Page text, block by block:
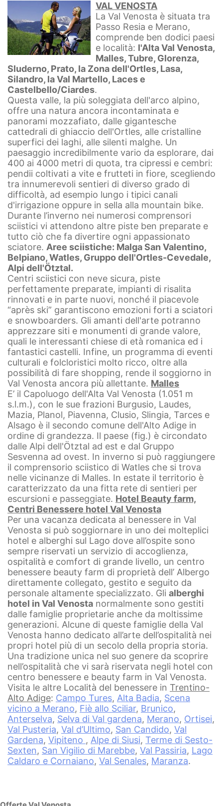
VAL VENOSTA
La Val Venosta è situata tra
Passo Resia e Merano,
comprende ben dodici paesi
e località: l'Alta Val Venosta,
Malles, Tubre, Glorenza,
Sluderno, Prato, la Zona dell'Ortles, Lasa,
Silandro, la Val Martello, Laces e
Castelbello/Ciardes.
Questa valle, la più soleggiata dell'arco alpino,
offre una natura ancora incontaminata e
panorami mozzafiato, dalle gigantesche
cattedrali di ghiaccio dell'Ortles, alle cristalline
superfici dei laghi, alle silenti malghe. Un
paesaggio incredibilmente vario da esplorare, dai
400 ai 4000 metri di quota, tra cipressi e cembri:
pendii coltivati a vite e frutteti in fiore, scegliendo
tra innumerevoli sentieri di diverso grado di
difficoltà, ad esempio lungo i tipici canali
d'irrigazione oppure in sella alla mountain bike.
Durante l’inverno nei numerosi comprensori
sciistici vi attendono altre piste ben preparate e
tutto ciò che fa divertire ogni appassionato
sciatore. Aree sciistiche: Malga San Valentino,
Belpiano, Watles, Gruppo dell'Ortles-Cevedale,
Alpi dell'Ötztal.
Centri sciistici con neve sicura, piste
perfettamente preparate, impianti di risalita
rinnovati e in parte nuovi, nonché il piacevole
“après ski” garantiscono emozioni forti a sciatori
e snowboarders. Gli amanti dell'arte potranno
apprezzare siti e monumenti di grande valore,
quali le interessanti chiese di età romanica ed i
fantastici castelli. Infine, un programma di eventi
culturali e folcloristici molto ricco, oltre alla
possibilità di fare shopping, rende il soggiorno in
Val Venosta ancora più allettante. Malles
E’ il Capoluogo dell'Alta Val Venosta (1.051 m
s.l.m.), con le sue frazioni Burgusio, Laudes,
Mazia, Planol, Piavenna, Clusio, Slingia, Tarces e
Alsago è il secondo comune dell'Alto Adige in
ordine di grandezza. Il paese (fig.) è circondato
dalle Alpi dell'Ötztal ad est e dal Gruppo
Sesvenna ad ovest. In inverno si può raggiungere
il comprensorio sciistico di Watles che si trova
nelle vicinanze di Malles. In estate il territorio è
caratterizzato da una fitta rete di sentieri per
escursioni e passeggiate. Hotel Beauty farm,
Centri Benessere hotel Val Venosta
Per una vacanza dedicata al benessere in Val
Venosta si può soggiornare in uno dei molteplici
hotel e alberghi sul Lago dove all’ospite sono
sempre riservati un servizio di accoglienza,
ospitalità e comfort di grande livello, un centro
benessere beauty farm di proprietà dell’ Albergo
direttamente collegato, gestito e seguito da
personale altamente specializzato. Gli alberghi
hotel in Val Venosta normalmente sono gestiti
dalle famiglie proprietarie anche da moltissime
generazioni. Alcune di queste famiglie della Val
Venosta hanno dedicato all’arte dell’ospitalità nei
propri hotel più di un secolo della propria storia.
Una tradizione unica nel suo genere da scoprire
nell’ospitalità che vi sarà riservata negli hotel con
centro benessere e beauty farm in Val Venosta.
Visita le altre Località del benessere in Trentino-
Alto Adige: Campo Tures, Alta Badia, Scena
vicino a Merano, Fiè allo Sciliar, Brunico,
Anterselva, Selva di Val gardena, Merano, Ortisei,
Val Pusteria, Val d’Ultimo, San Candido, Val
Gardena, Vipiteno , Alpe di Siusi, Terme di Sesto-
Sexten, San Vigilio di Marebbe, Val Passiria, Lago
Caldaro e Cornaiano, Val Senales, Maranza.